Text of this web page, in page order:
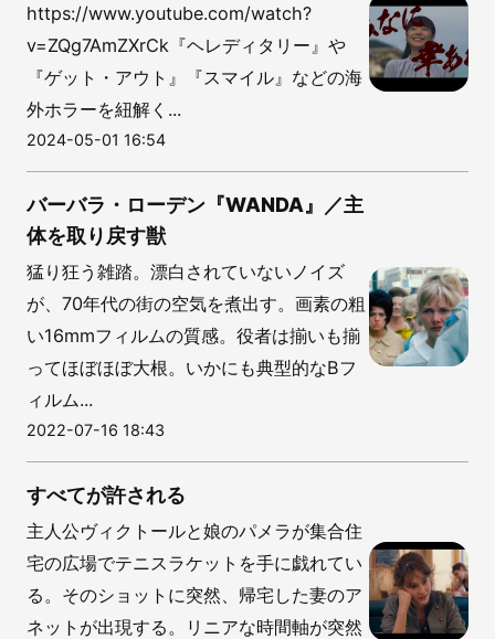
https://www.youtube.com/watch?
v=ZQg7AmZXrCk『ヘレディタリー』や
『ゲット・アウト』『スマイル』などの海
外ホラーを紐解く...
2024-05-01 16:54
バーバラ・ローデン『WANDA』／主
体を取り戻す獣
猛り狂う雑踏。漂白されていないノイズ
が、70年代の街の空気を煮出す。画素の粗
い16mmフィルムの質感。役者は揃いも揃
ってほぼほぼ大根。いかにも典型的なBフ
ィルム...
2022-07-16 18:43
すべてが許される
主人公ヴィクトールと娘のパメラが集合住
宅の広場でテニスラケットを手に戯れてい
る。そのショットに突然、帰宅した妻のア
ネットが出現する。リニアな時間軸が突然